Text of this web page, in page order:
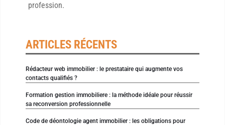
profession.
ARTICLES RÉCENTS
Rédacteur web immobilier : le prestataire qui augmente vos
contacts qualifiés ?
Formation gestion immobiliere : la méthode idéale pour réussir
sa reconversion professionnelle
Code de déontologie agent immobilier : les obligations pour